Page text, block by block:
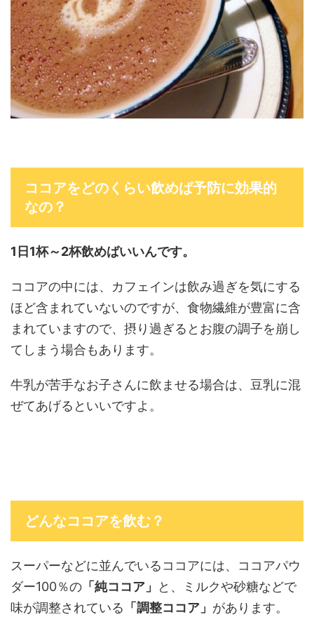
ココアをどのくらい飲めば予防に効果的
なの？
1日1杯～2杯飲めばいいんです。
ココアの中には、カフェインは飲み過ぎを気にする
ほど含まれていないのですが、食物繊維が豊富に含
まれていますので、摂り過ぎるとお腹の調子を崩し
てしまう場合もあります。
牛乳が苦手なお子さんに飲ませる場合は、豆乳に混
ぜてあげるといいですよ。
どんなココアを飲む？
スーパーなどに並んでいるココアには、ココアパウ
ダー100％の 「純ココア」
と、ミルクや砂糖などで
味が調整されている 「調整ココア」 があります。